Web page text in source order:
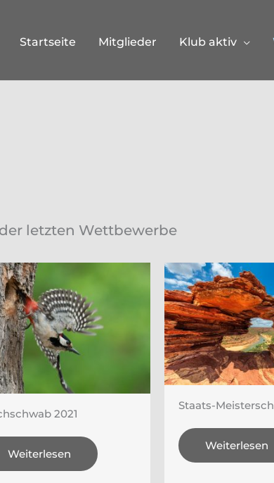
Startseite Mitglieder Klub aktiv
letzten Wettbewerbe
2021
Weiterlesen
Staats-
Weiterlesen